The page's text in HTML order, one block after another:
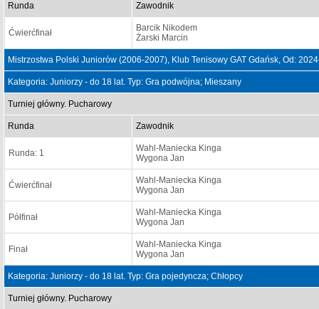
Runda Zawodnik
Ćwierćfinał
Barcik Nikodem
Żarski Marcin
Mistrzostwa Polski Juniorów (2006-2007), Klub Tenisowy GAT Gdańsk, Od:
Kategoria: Juniorzy - do 18 lat. Typ: Gra podwójna; Mieszany
Turniej główny. Pucharowy
Runda Zawodnik
Runda: 1
Wahl-Maniecka Kinga
Wygona Jan
Ćwierćfinał
Wahl-Maniecka Kinga
Wygona Jan
Półfinał
Wahl-Maniecka Kinga
Wygona Jan
Finał
Wahl-Maniecka Kinga
Wygona Jan
Kategoria: Juniorzy - do 18 lat. Typ: Gra pojedyncza; Chłopcy
Turniej główny. Pucharowy